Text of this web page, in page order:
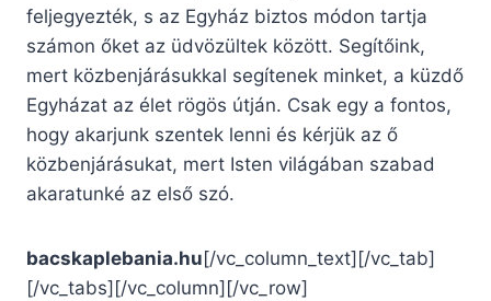
feljegyezték, s az Egyház biztos módon tartja
számon őket az üdvözültek között. Segítőink,
mert közbenjárásukkal segítenek minket, a küzdő
Egyházat az élet rögös útján. Csak egy a fontos,
hogy akarjunk szentek lenni és kérjük az ő
közbenjárásukat, mert Isten világában szabad
akaratunké az első szó.
bacskaplebania.hu [/vc_column_text][/vc_tab]
[/vc_tabs][/vc_column][/vc_row]